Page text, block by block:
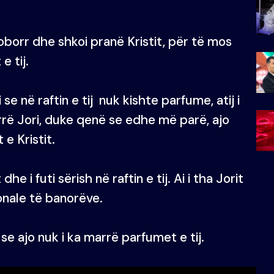
dhe shkoi pranë Kristit, për të mos
e tij.
në raftin e tij nuk kishte parfume, atij i
Jori, duke qenë se edhe më parë, ajo
e Kristit.
i futi sërish në raftin e tij. Ai i tha Jorit
të banorëve.
ajo nuk i ka marrë parfumet e tij.